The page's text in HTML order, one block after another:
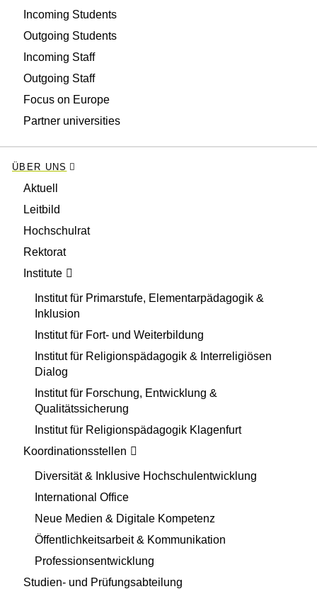
Incoming Students
Outgoing Students
Incoming Staff
Outgoing Staff
Focus on Europe
Partner universities
ÜBER UNS
Aktuell
Leitbild
Hochschulrat
Rektorat
Institute
Institut für Primarstufe, Elementarpädagogik &
Inklusion
Institut für Fort- und Weiterbildung
Institut für Religionspädagogik & Interreligiösen
Dialog
Institut für Forschung, Entwicklung &
Qualitätssicherung
Institut für Religionspädagogik Klagenfurt
Koordinationsstellen
Diversität & Inklusive Hochschulentwicklung
International Office
Neue Medien & Digitale Kompetenz
Öffentlichkeitsarbeit & Kommunikation
Professionsentwicklung
Studien- und Prüfungsabteilung